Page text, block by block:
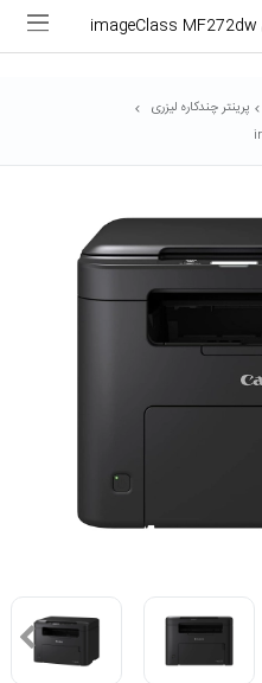
پرینتر چندکاره لیزری